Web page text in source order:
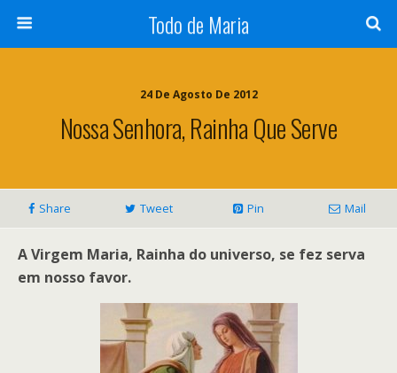
Todo de Maria
24 De Agosto De 2012
Nossa Senhora, Rainha Que Serve
Share Tweet Pin Mail
A Virgem Maria, Rainha do universo, se fez serva
em nosso favor.